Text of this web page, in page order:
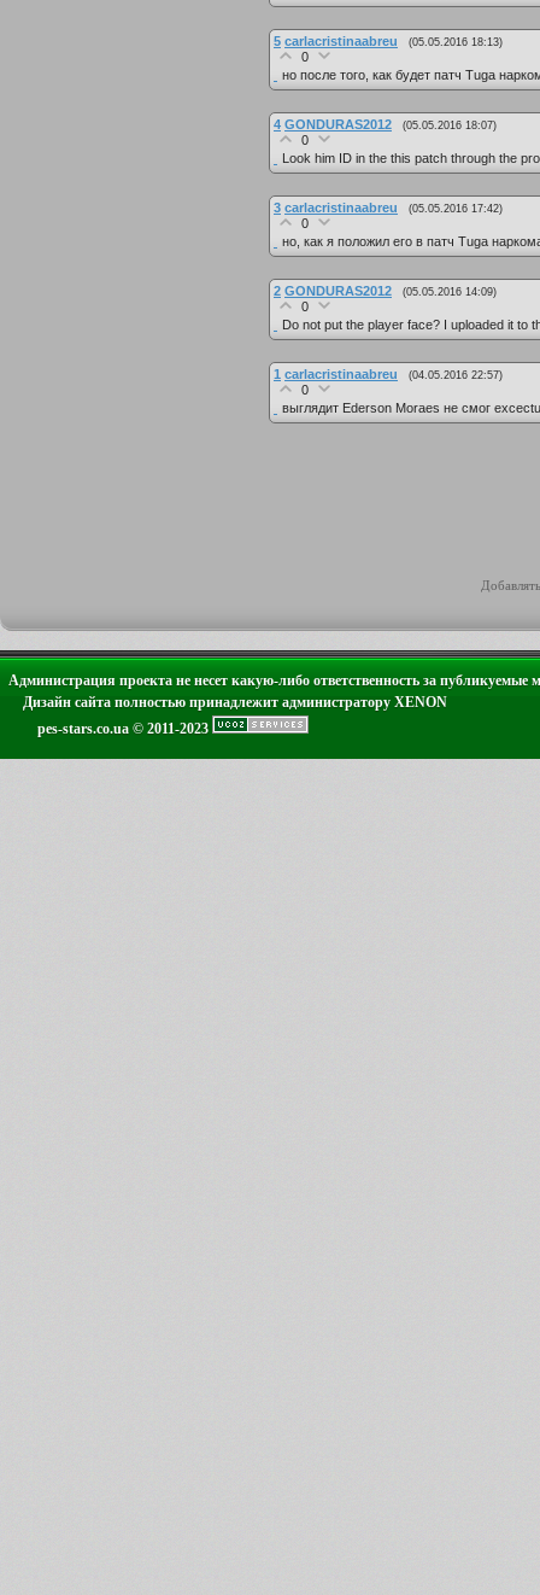
5 carlacristinaabreu (05.05.2016 18:13)
0
но после того, как будет патч Tuga
4 GONDURAS2012 (05.05.2016 18:07)
0
Look him ID in the this patch through the
3 carlacristinaabreu (05.05.2016 17:42)
0
но, как я положил его в патч Tuga
2 GONDURAS2012 (05.05.2016 14:09)
0
Do not put the player face? I uploaded it to
1 carlacristinaabreu (04.05.2016 22:57)
0
выглядит Ederson Moraes не смог
Администрация проекта не несет какую-либо ответственность за публикуемые
Дизайн сайта полностью принадлежит администратору XENON
pes-stars.co.ua © 2011-2023